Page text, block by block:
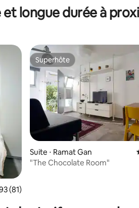
longue durée à
: 4,85 sur 5
moyenne sur la base de 81
(81)
Superhôte
Superhôte
Suite ⋅ Ramat Gan
"The Chocolate Room"